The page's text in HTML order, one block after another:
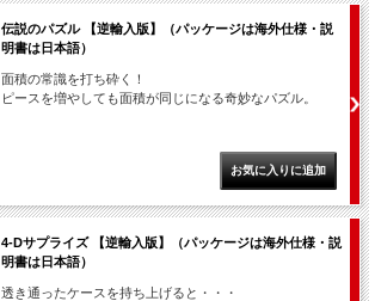
伝説のパズル 【逆輸入版】（パッケージは海外仕様・説
明書は日本語）
面積の常識を打ち砕く！
ピースを増やしても面積が同じになる奇妙なパズル。
4-Dサプライズ 【逆輸入版】（パッケージは海外仕様・説
明書は日本語）
透き通ったケースを持ち上げると・・・